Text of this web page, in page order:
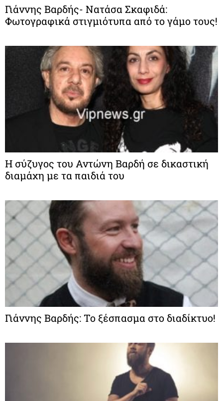
Γιάννης Βαρδής- Νατάσα Σκαφιδά:
Φωτογραφικά στιγμιότυπα από το γάμο τους!
Η σύζυγος του Αντώνη Βαρδή σε δικαστική
διαμάχη με τα παιδιά του
Γιάννης Βαρδής: Το ξέσπασμα στο διαδίκτυο!